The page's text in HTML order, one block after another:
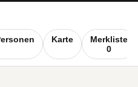
Karte
Merkliste
0